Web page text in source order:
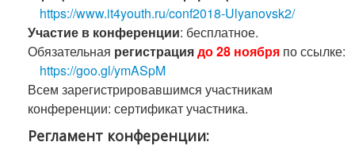
https://www.it4youth.ru/conf2018-Ulyanovsk2/
Участие в конференции: бесплатное.
Обязательная регистрациядо 28 ноября по ссылке:
https://goo.gl/ymASpM
Всем зарегистрировавшимся участникам
конференции: сертификат участника.
Регламент конференции: